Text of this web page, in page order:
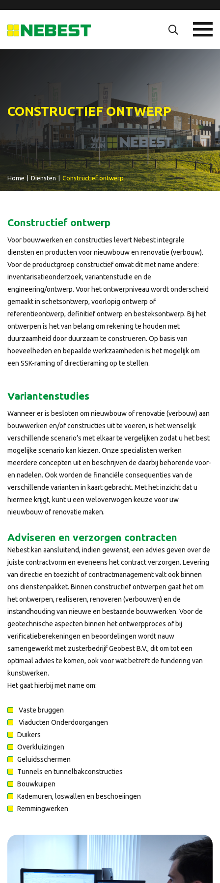
CONSTRUCTIEF ONTWERP
Home Diensten | Constructief ontwerp
Constructief ontwerp
Voor bouwwerken en constructies levert Nebest integrale
diensten en producten voor nieuwbouw en renovatie (verbouw).
Voor de productgroep constructief omvat dit met name andere:
inventarisatieonderzoek, variantenstudie en de
engineering/ontwerp. Voor het ontwerpniveau wordt onderscheid
gemaakt in schetsontwerp, voorlopig ontwerp of
referentieontwerp, definitief ontwerp en besteksontwerp. Bij het
ontwerpen is het van belang om rekening te houden met
duurzaamheid door duurzaam te construeren. Op basis van
hoeveelheden en bepaalde werkzaamheden is het mogelijk om
een SSK-raming of directieraming op te stellen.
Variantenstudies
Wanneer er is besloten om nieuwbouw of renovatie (verbouw) aan
bouwwerken en/of constructies uit te voeren, is het wenselijk
verschillende scenario’s met elkaar te vergelijken zodat u het best
mogelijke scenario kan kiezen. Onze specialisten werken
meerdere concepten uit en beschrijven de daarbij behorende voor-
en nadelen. Ook worden de financiële consequenties van de
verschillende varianten in kaart gebracht. Met het inzicht dat u
hiermee krijgt, kunt u een weloverwogen keuze voor uw
nieuwbouw of renovatie maken.
Adviseren en verzorgen contracten
Nebest kan aansluitend, indien gewenst, een advies geven over de
juiste contractvorm en eveneens het contract verzorgen. Levering
van directie en toezicht of contractmanagement valt ook binnen
ons dienstenpakket. Binnen constructief ontwerpen gaat het om
het ontwerpen, realiseren, renoveren (verbouwen) en de
instandhouding van nieuwe en bestaande bouwwerken. Voor de
geotechnische aspecten binnen het ontwerpproces of bij
verificatieberekeningen en beoordelingen wordt nauw
samengewerkt met zusterbedrijf Geobest B.V., dit om tot een
optimaal advies te komen, ook voor wat betreft de fundering van
kunstwerken.
Het gaat hierbij met name om:
Vaste bruggen
Viaducten Onderdoorgangen
Duikers
Overkluizingen
Geluidsschermen
Tunnels en tunnelbakconstructies
Bouwkuipen
Kademuren, loswallen en beschoeiingen
Remmingwerken